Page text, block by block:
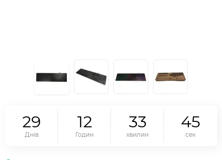
29
Днів
12
Годин
33
хвилин
44
сек